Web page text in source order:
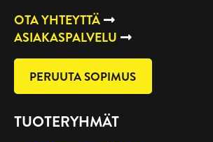
OTA YHTEYTTÄ
ASIAKASPALVELU
PERUUTA SOPIMUS
TUOTERYHMÄT